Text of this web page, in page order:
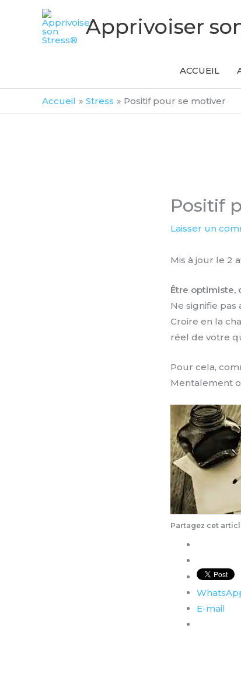
Apprivoiser
ACCUEIL
Accueil Stress Positif pour se motiver
Positif
Laisser un
Mis à jour le 2
Être optimiste,
Ne signifie
Croire en la
réel de votre
Pour cela,
Mentalement
Partagez cet
E-mail